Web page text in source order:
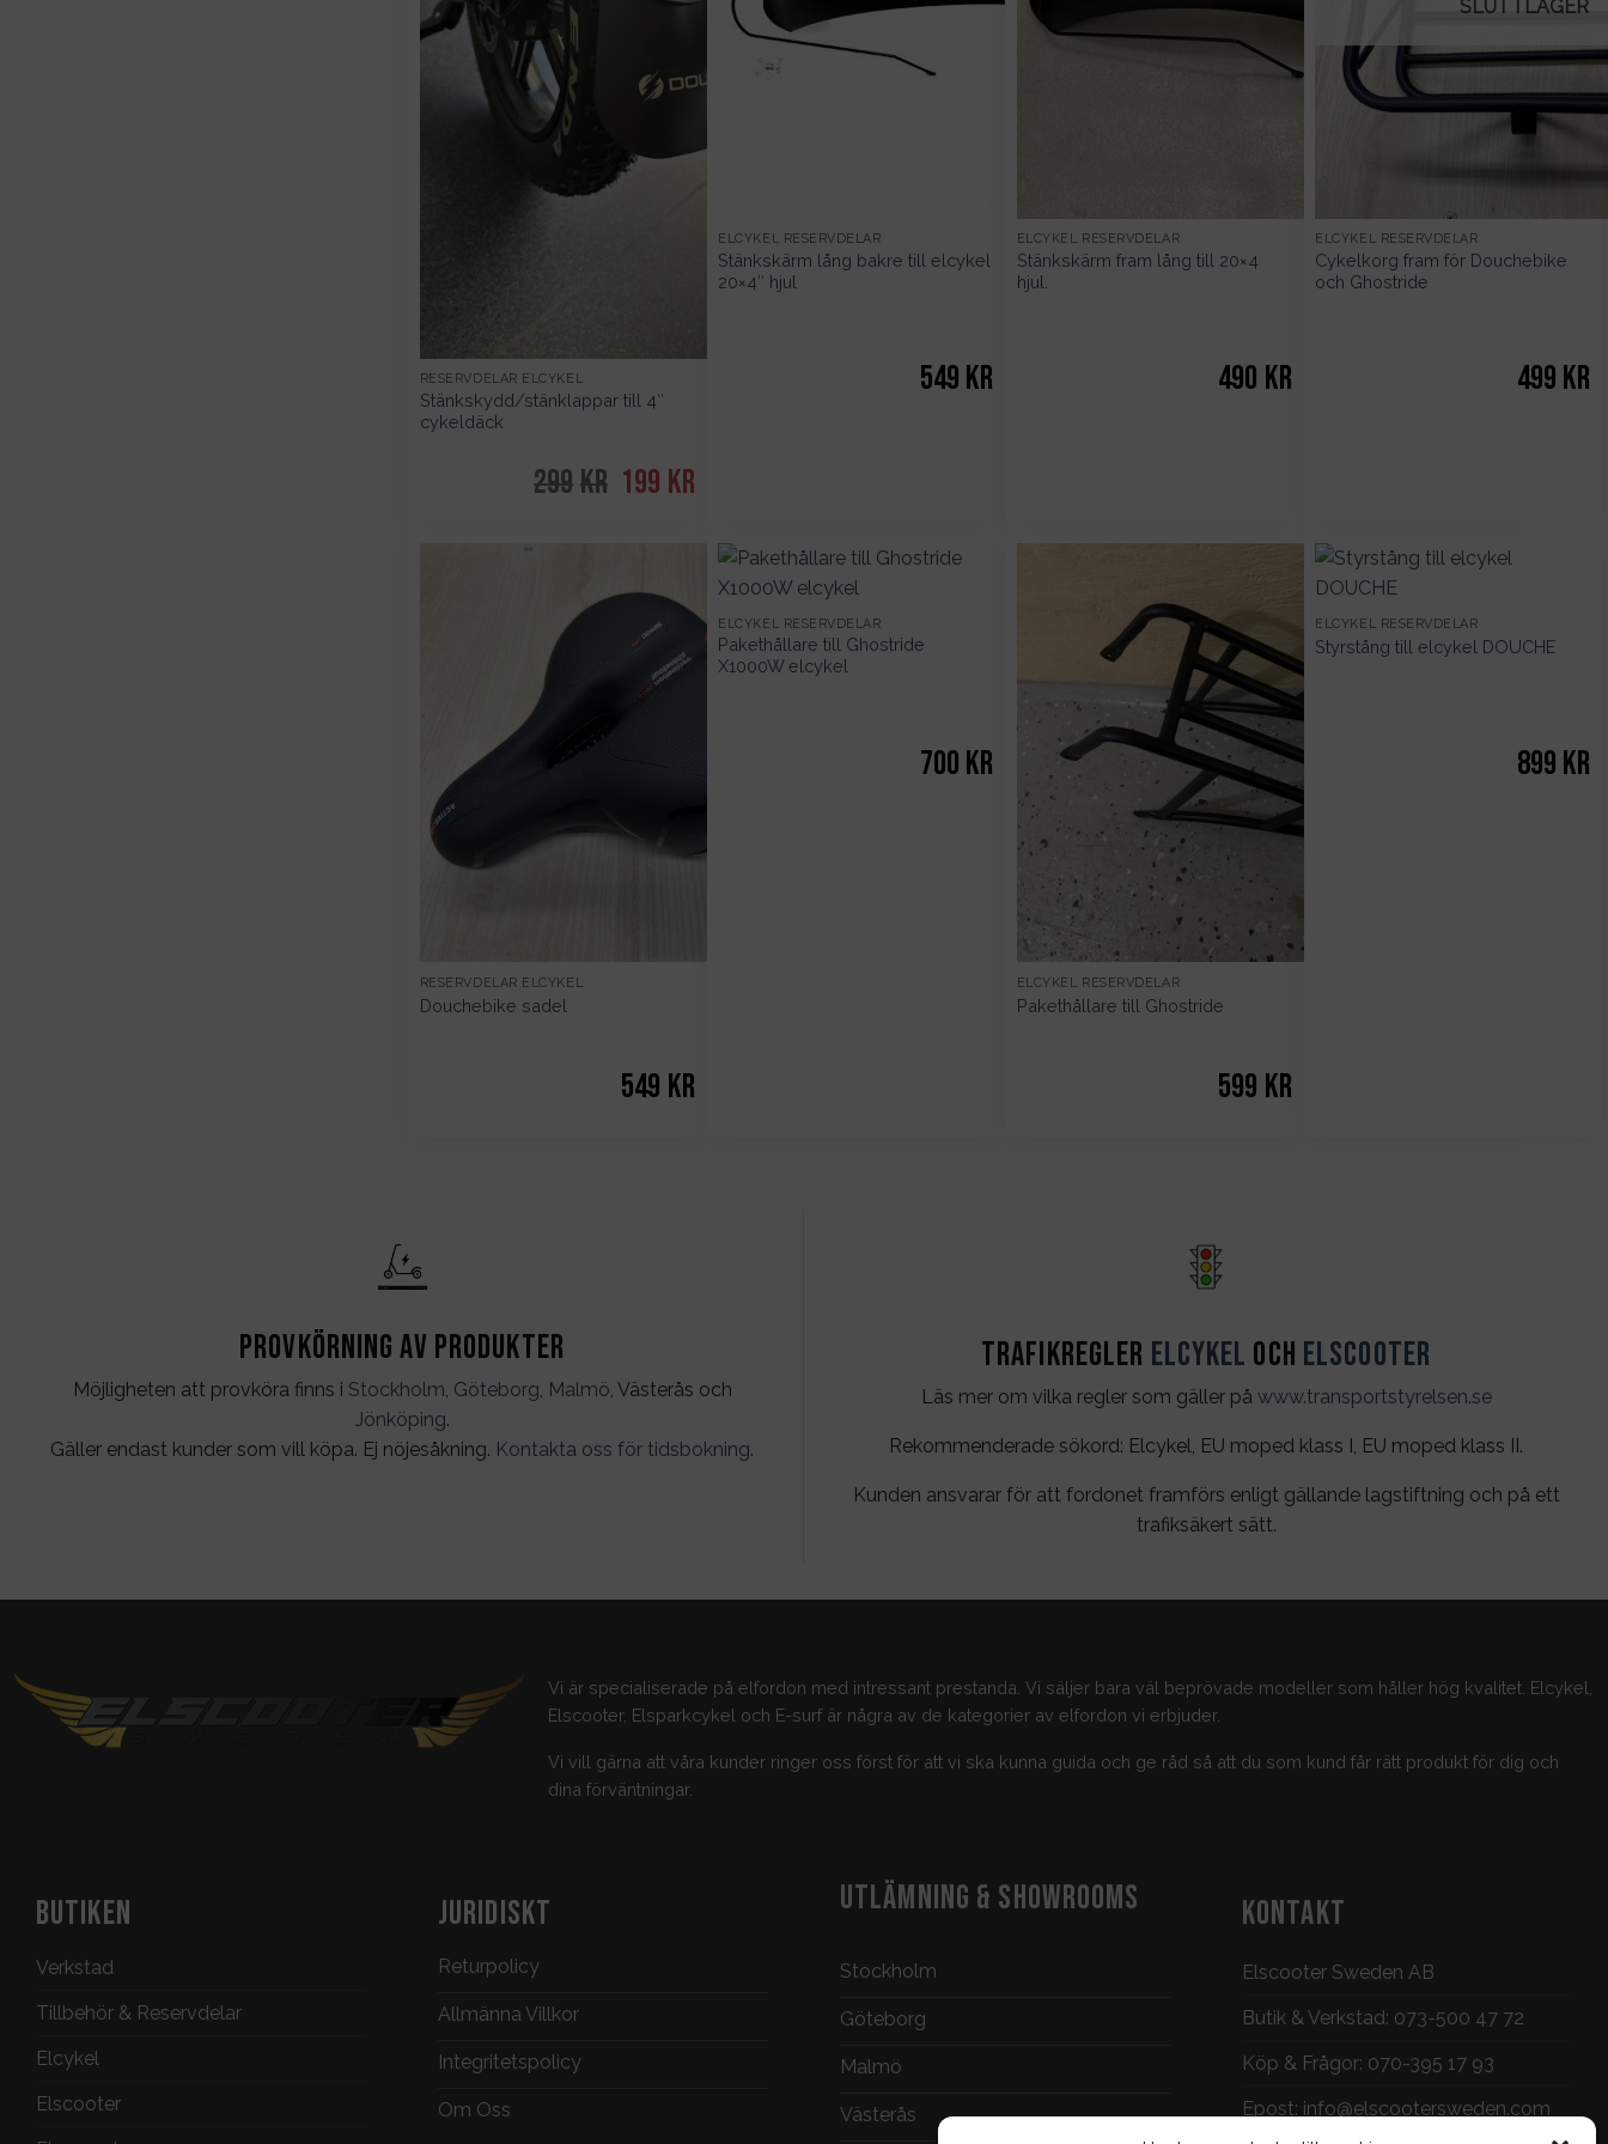
RESERVDELAR ELCYKEL
Stänkskydd/stänklappar till 4″
cykeldäck
299kr Det
ursprungliga
199 krDet
nuvarande
är:
199kr.
ELCYKEL RESERVDELAR
Stänkskärm lång bakre till elcykel
20×4″ hjul
549 kr
ELCYKEL RESERVDELAR
Stänkskärm fram lång till 20×4
hjul.
490 kr
SLUT I LAGER
ELCYKEL RESERVDELAR
Cykelkorg fram för Douchebike
och Ghostride
499 kr
RESERVDELAR ELCYKEL
Douchebike sadel
549 kr
ELCYKEL RESERVDELAR
Pakethållare till Ghostride
X1000W elcykel
700 kr
ELCYKEL RESERVDELAR
Pakethållare till Ghostride
599 kr
ELCYKEL RESERVDELAR
Styrstång till elcykel DOUCHE
899 kr
Provkörning av produkter
Möjligheten att provköra finns i Stockholm, Göteborg, Malmö, Västerås och
Jönköping.
Gäller endast kunder som vill köpa. Ej nöjesåkning. Kontakta oss för tidsbokning.
Trafikregler Elcykel och Elscooter
Läs mer om vilka regler som gäller på www.transportstyrelsen.se
Rekommenderade sökord: Elcykel, EU moped klass I, EU moped klass II.
Kunden ansvarar för att fordonet framförs enligt gällande lagstiftning och på ett
trafiksäkert sätt.
Vi är specialiserade på elfordon med intressant prestanda. Vi säljer bara väl beprövade modeller som håller hög kvalitet. Elcykel,
Elscooter, Elsparkcykel och E-surf är några av de kategorier av elfordon vi erbjuder.
Vi vill gärna att våra kunder ringer oss först för att vi ska kunna guida och ge råd så att du som kund får rätt produkt för dig och
dina förväntningar.
BUTIKEN
Verkstad
Tillbehör & Reservdelar
Elcykel
Elscooter
JURIDISKT
Returpolicy
Allmänna Villkor
Integritetspolicy
Om Oss
UTLÄMNING & SHOWROOMS
Stockholm
Göteborg
Malmö
Västerås
KONTAKT
Elscooter Sweden AB
Butik & Verkstad: 073-500 47 72
Köp & Frågor: 070-395 17 93
Epost: info@elscootersweden.com